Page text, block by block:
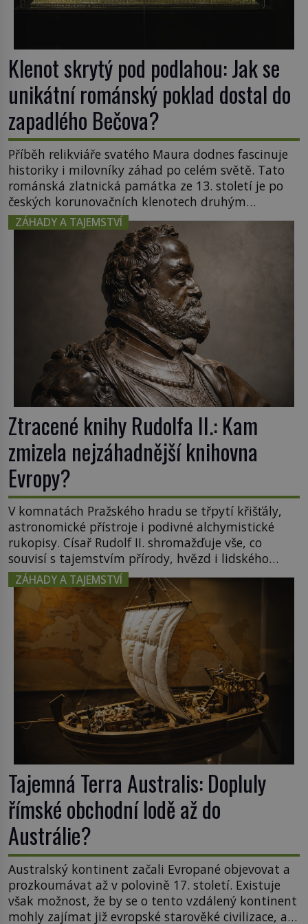
Klenot skrytý pod podlahou: Jak se
unikátní románský poklad dostal do
zapadlého Bečova?
Příběh relikviáře svatého Maura dodnes fascinuje
historiky i milovníky záhad po celém světě. Tato
románská zlatnická památka ze 13. století je po
českých korunovačních klenotech druhým
nejcennějším movitým majetkem v České
republice. Přestože byl klenot v roce 1985 po
dramatickém pátrání kriminalistů úspěšně
nalezen, jeho minulost stále obestírá hustá mlha.
Otázky, jak přesně se tato […]
ZÁHADY A TAJEMSTVÍ
Ztracené knihy Rudolfa II.: Kam
zmizela nejzáhadnější knihovna
Evropy?
V komnatách Pražského hradu se třpytí křišťály,
astronomické přístroje i podivné alchymistické
rukopisy. Císař Rudolf II. shromažďuje vše, co
souvisí s tajemstvím přírody, hvězd i lidského
poznání. Jenže po jeho smrti se jeho slavné sbírky
začínají rozpadat a část z nich mizí navždy. Kdo
odnesl nejvzácnější knihy? A existují ještě někde
zapomenuté rukopisy, které nikdo […]
ZÁHADY A TAJEMSTVÍ
Tajemná Terra Australis: Dopluly
římské obchodní lodě až do
Austrálie?
Australský kontinent začali Evropané objevovat a
prozkoumávat až v polovině 17. století. Existuje
však možnost, že by se o tento vzdálený kontinent
mohly zajímat již evropské starověké civilizace, a